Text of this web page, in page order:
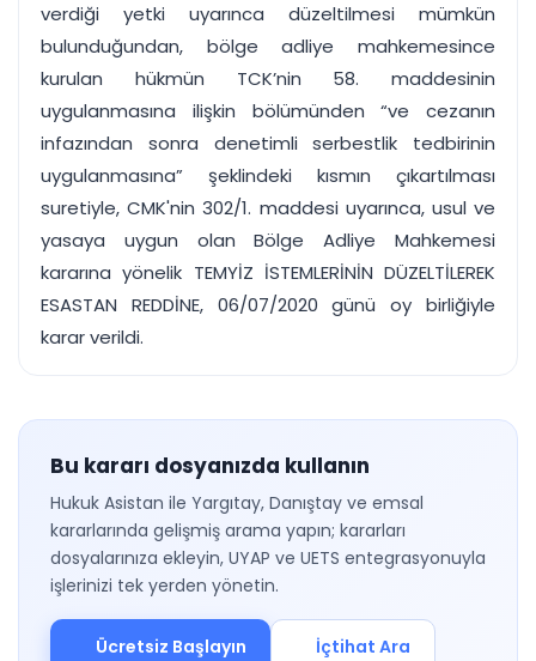
verdiği yetki uyarınca düzeltilmesi mümkün
bulunduğundan, bölge adliye mahkemesince
kurulan hükmün TCK’nin 58. maddesinin
uygulanmasına ilişkin bölümünden “ve cezanın
infazından sonra denetimli serbestlik tedbirinin
uygulanmasına” şeklindeki kısmın çıkartılması
suretiyle, CMK'nin 302/1. maddesi uyarınca, usul ve
yasaya uygun olan Bölge Adliye Mahkemesi
kararına yönelik TEMYİZ İSTEMLERİNİN DÜZELTİLEREK
ESASTAN REDDİNE, 06/07/2020 günü oy birliğiyle
karar verildi.
Bu kararı dosyanızda kullanın
Hukuk Asistan ile Yargıtay, Danıştay ve emsal
kararlarında gelişmiş arama yapın; kararları
dosyalarınıza ekleyin, UYAP ve UETS entegrasyonuyla
işlerinizi tek yerden yönetin.
Ücretsiz Başlayın İçtihat Ara